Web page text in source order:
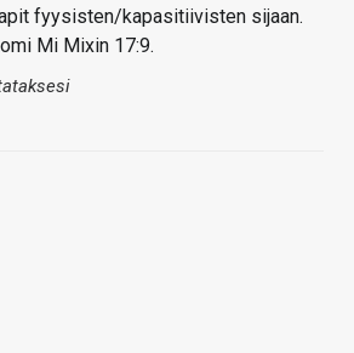
fyysisten/kapasitiivisten sijaan.
Mi Mixin 17:9.